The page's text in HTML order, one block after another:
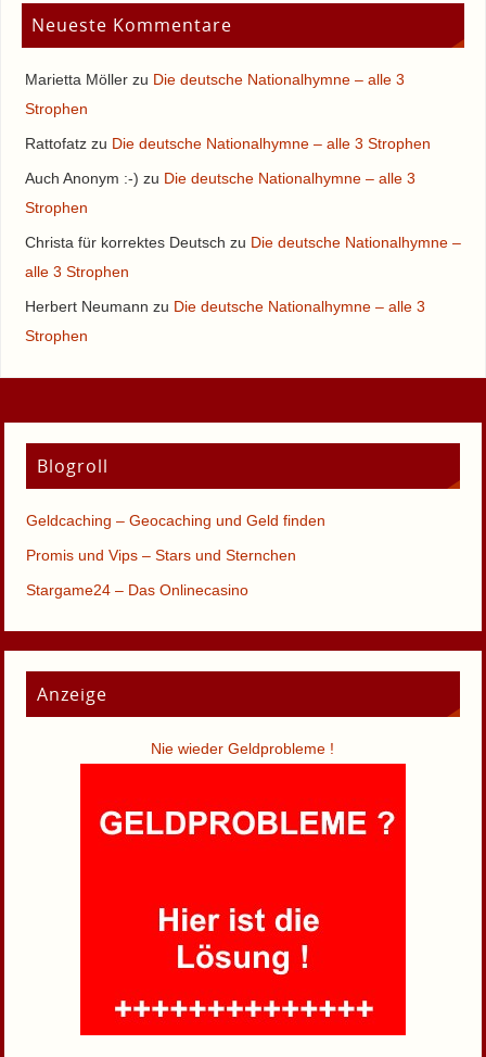
Neueste Kommentare
Marietta Möllerzu Die deutsche Nationalhymne – alle 3
Strophen
Rattofatzzu Die deutsche Nationalhymne – alle 3 Strophen
Auch Anonym :-) zu Die deutsche Nationalhymne – alle 3
Strophen
Christa für korrektes Deutsch zu Die deutsche Nationalhymne –
alle 3 Strophen
Herbert Neumann zu Die deutsche Nationalhymne – alle 3
Strophen
Blogroll
Geldcaching – Geocaching und Geld finden
Promis und Vips – Stars und Sternchen
Stargame24 – Das Onlinecasino
Anzeige
Nie wieder Geldprobleme !